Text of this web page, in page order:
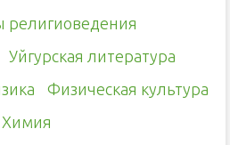
религиоведения
Уйгурская литература
Физическая культура
Химия